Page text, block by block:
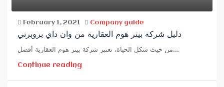
February 1, 2021 Company guide
دليل شركة بيتر هوم العقارية من وان داي بروبرتي
من حيث شكل الحياة، تعتبر شركة بيتر هوم العقارية أفضل...
Continue reading